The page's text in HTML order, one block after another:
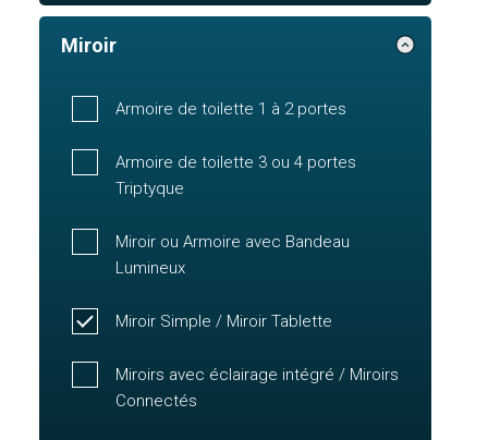
Miroir
Armoire de toilette 1 à 2 portes
Armoire de toilette 3 ou 4 portes
Triptyque
Miroir ou Armoire avec Bandeau
Lumineux
Miroir Simple / Miroir Tablette
Miroirs avec éclairage intégré / Miroirs
Connectés